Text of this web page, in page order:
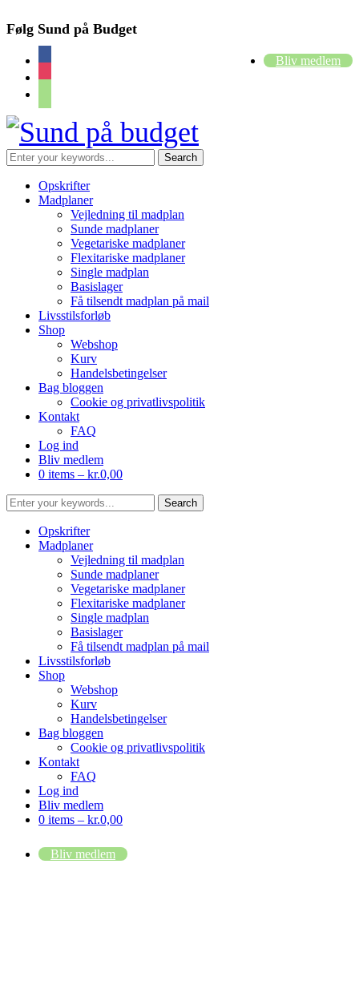
Følg Sund på Budget
Bliv medlem
Opskrifter
Madplaner
Vejledning til madplan
Sunde madplaner
Vegetariske madplaner
Flexitariske madplaner
Single madplan
Basislager
Få tilsendt madplan på mail
Livsstilsforløb
Shop
Webshop
Kurv
Handelsbetingelser
Bag bloggen
Cookie og privatlivspolitik
Kontakt
FAQ
Log ind
Bliv medlem
0 items – kr.0,00
Opskrifter
Madplaner
Vejledning til madplan
Sunde madplaner
Vegetariske madplaner
Flexitariske madplaner
Single madplan
Basislager
Få tilsendt madplan på mail
Livsstilsforløb
Shop
Webshop
Kurv
Handelsbetingelser
Bag bloggen
Cookie og privatlivspolitik
Kontakt
FAQ
Log ind
Bliv medlem
0 items – kr.0,00
Bliv medlem